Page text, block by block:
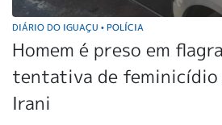
DIÁRIO DO IGUAÇU • POLÍCIA
Homem é preso em
tentativa de feminicídio
Irani